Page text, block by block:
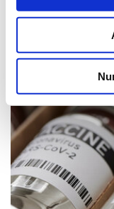
Über das Thema
Pandemie. Wie